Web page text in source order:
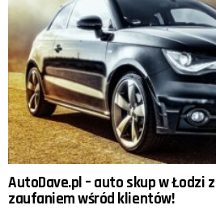
AutoDave.pl – auto skup w Łodzi
zaufaniem wśród klientów!